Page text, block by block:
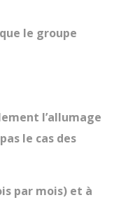
que le groupe
l’allumage
le cas des
par mois) et à